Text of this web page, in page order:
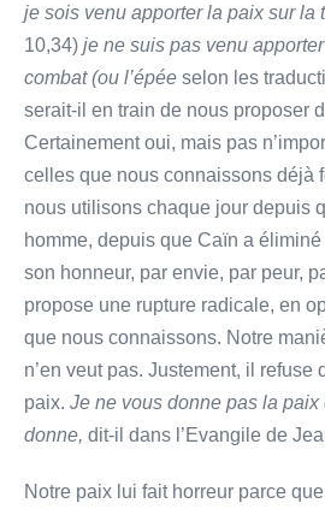
je sois venu apporter la paix sur la
10,34) je ne suis pas venu
combat (ou l’épée selon les
serait-il en train de nous proposer
Certainement oui, mais pas
celles que nous connaissons déjà
nous utilisons chaque jour depuis
homme, depuis que Caïn a
son honneur, par envie, par peur,
propose une rupture radicale, en
que nous connaissons. Notre
n’en veut pas. Justement, il refuse
paix. Je ne vous donne pas la paix
donne, dit-il dans l’Evangile de
Notre paix lui fait horreur parce